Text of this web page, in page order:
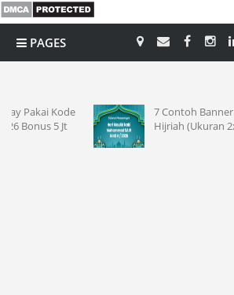
PAGES
7 Contoh Banner Maulid Nabi 1448
Hijriah (Ukuran 2x1 Meter)